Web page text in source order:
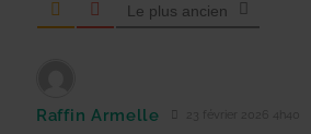
Le plus ancien
Raffin Armelle